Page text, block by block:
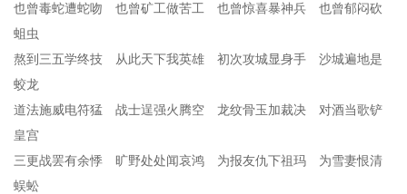
也曾毒蛇遭蛇吻 也曾矿工做苦工 也曾惊喜暴神兵 也曾郁闷砍
蛆虫
熬到三五学终技 从此天下我英雄 初次攻城显身手 沙城遍地是
蛟龙
道法施威电符猛 战士逞强火腾空 龙纹骨玉加裁决 对酒当歌铲
皇宫
三更战罢有余悸 旷野处处闻哀鸿 为报友仇下祖玛 为雪妻恨清
蜈蚣